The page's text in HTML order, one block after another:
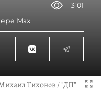
3101
Max
Тихонов / "ДП"